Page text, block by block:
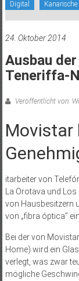
Digital Kanarische
24. Oktober 2014
Ausbau
Teneriffa-
Veröffentlicht von:
Movistar
itarbeiter von
La Orotava und
von Hausbesitzern
von „fibra óptica”
Bei der von
Home) wird ein
verlegt, was zwar
mögliche